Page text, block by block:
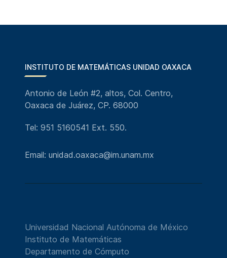
INSTITUTO DE MATEMÁTICAS UNIDAD OAXACA
Antonio de León #2, altos, Col. Centro,
Oaxaca de Juárez, CP. 68000
Tel: 951 5160541 Ext. 550.
Email: unidad.oaxaca@im.unam.mx
Universidad Nacional Autónoma de México
Instituto de Matemáticas
Departamento de Cómputo